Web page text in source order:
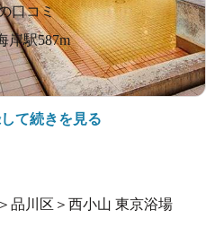
口コミ
岸駅587m
て続きを見る
＞ 品川区 ＞ 西小山 東京浴場